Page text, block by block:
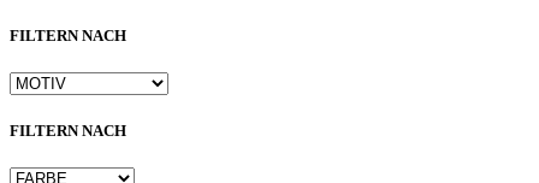
FILTERN NACH
FILTERN NACH